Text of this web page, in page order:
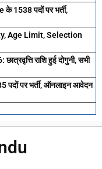
1538 पदों पर भर्ती,
Age Limit, Selection
राशि हुई दोगुनी, सभी
पर भर्ती, ऑनलाइन आवेदन